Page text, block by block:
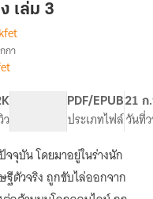
เล่ม 3
กา
PDF/EPUB
ประเภทไฟล์
21 ก
วันที่
จุบัน โดยมาอยู่ในร่างนัก
ฐีตัวจริง ถูกขับไล่ออกจาก